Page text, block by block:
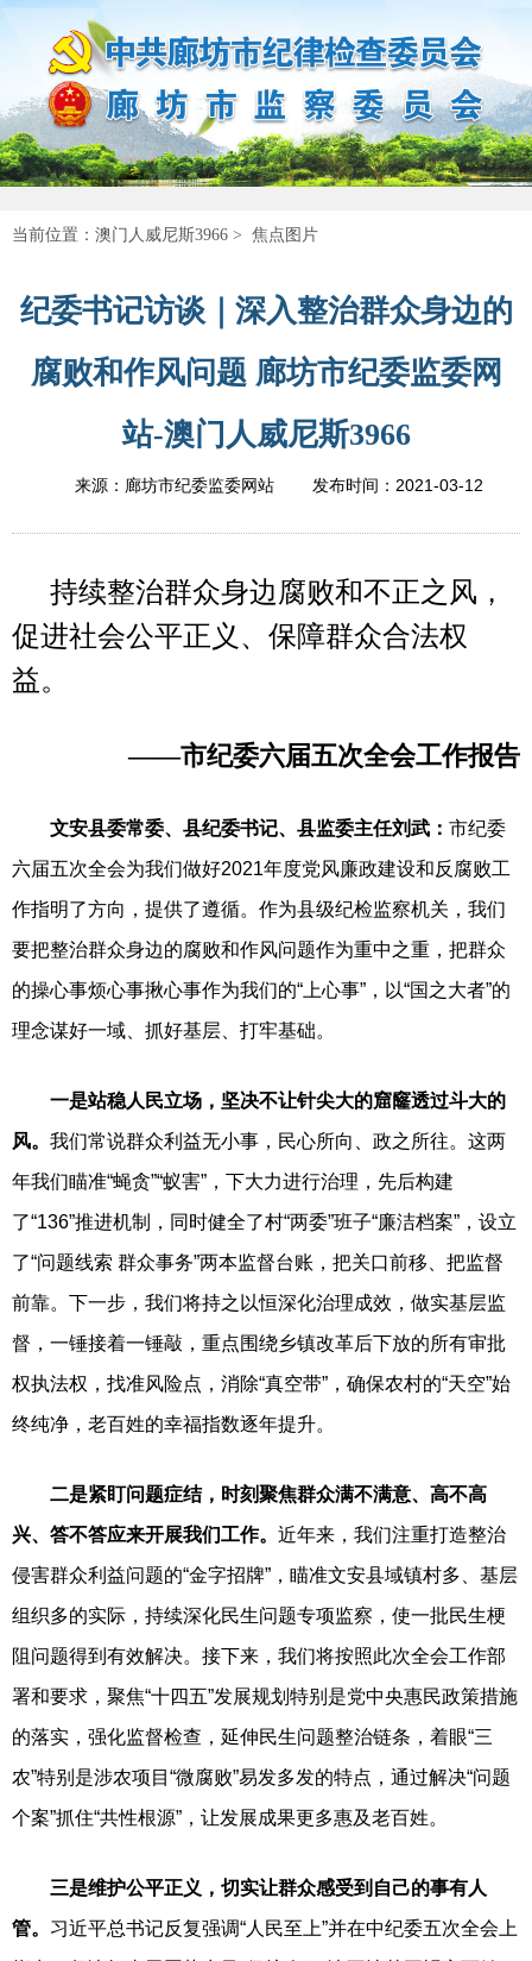
当前位置： 澳门人威尼斯3966 > 焦点图片
纪委书记访谈｜深入整治群众身边的
腐败和作风问题 廊坊市纪委监委网
站-澳门人威尼斯3966
来源：廊坊市纪委监委网站 发布时间： 2021-03-12
持续整治群众身边腐败和不正之风，
促进社会公平正义、保障群众合法权
益。
——市纪委六届五次全会工作报告
文安县委常委、县纪委书记、县监委主任刘武： 市纪委
六届五次全会为我们做好2021年度党风廉政建设和反腐败工
作指明了方向，提供了遵循。作为县级纪检监察机关，我们
要把整治群众身边的腐败和作风问题作为重中之重，把群众
的操心事烦心事揪心事作为我们的“上心事”，以“国之大者”的
理念谋好一域、抓好基层、打牢基础。
一是站稳人民立场 ， 坚决不让针尖大的窟窿透过斗大的
风。 我们常说群众利益无小事，民心所向、政之所往。这两
年我们瞄准“蝇贪”“蚁害”，下大力进行治理，先后构建
了“136”推进机制，同时健全了村“两委”班子“廉洁档案”，设立
了“问题线索 群众事务”两本监督台账，把关口前移、把监督
前靠。下一步，我们将持之以恒深化治理成效，做实基层监
督，一锤接着一锤敲，重点围绕乡镇改革后下放的所有审批
权执法权，找准风险点，消除“真空带”，确保农村的“天空”始
终纯净，老百姓的幸福指数逐年提升。
二是紧盯问题症结， 时刻聚焦群众满不满意、高不高
兴、答不答应来开展我们工作。 近年来，我们注重打造整治
侵害群众利益问题的“金字招牌”，瞄准文安县域镇村多、基层
组织多的实际，持续深化民生问题专项监察，使一批民生梗
阻问题得到有效解决。接下来，我们将按照此次全会工作部
署和要求，聚焦“十四五”发展规划特别是党中央惠民政策措施
的落实，强化监督检查，延伸民生问题整治链条，着眼“三
农”特别是涉农项目“微腐败”易发多发的特点，通过解决“问题
个案”抓住“共性根源”，让发展成果更多惠及老百姓。
三是维护公平正义 ， 切实让群众感受到自己的事有人
管。 习近平总书记反复强调“人民至上”并在中纪委五次全会上